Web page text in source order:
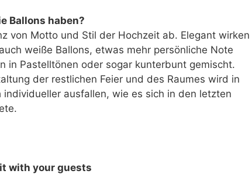
Ballons haben?
von Motto und Stil der Hochzeit ab. Elegant wirken
weiße Ballons, etwas mehr persönliche Note
in Pastelltönen oder sogar kunterbunt gemischt.
der restlichen Feier und des Raumes wird in
ausfallen, wie es sich in den letzten
with your guests